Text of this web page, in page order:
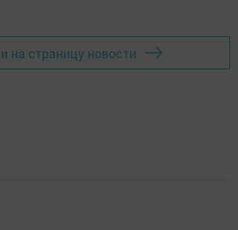
на страницу новости